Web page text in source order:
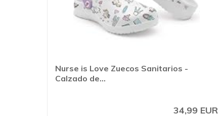
Nurse is Love Zuecos Sanitarios -
Calzado de...
34,99 EUR